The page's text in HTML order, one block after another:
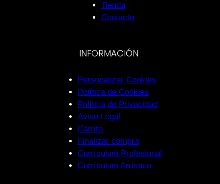
Tienda
Contacto
INFORMACIÓN
Personalizar Cookies
Política de Cookies
Política de Privacidad
Aviso Legal
Carrito
Finalizar compra
Currículum Profesional
Currículum Artístico